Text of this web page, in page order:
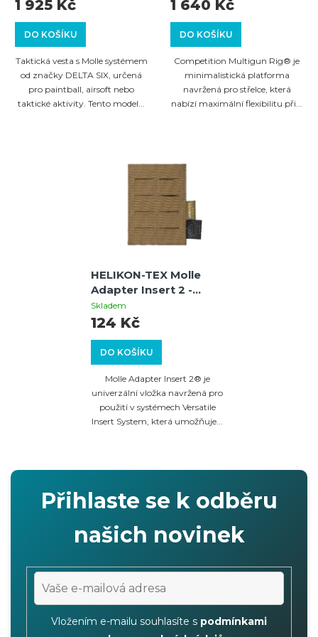
DO KOŠÍKU
1 925 Kč
Taktická vesta s Molle systémem
od značky DELTA SIX, určená
pro paintball, airsoft nebo
taktické aktivity. Tento model...
DO KOŠÍKU
1 640 Kč
Competition Multigun Rig® je
minimalistická platforma
navržená pro střelce, která
nabízí maximální flexibilitu při...
HELIKON-TEX Molle
Adapter Insert 2 -
Cordura - Coyote
Skladem
DO KOŠÍKU
124 Kč
Molle Adapter Insert 2® je
univerzální vložka navržená pro
použití v systémech Versatile
Insert System, která umožňuje...
Přihlaste se k odběru
našich novinek
Vložením e-mailu souhlasíte s podmínkami